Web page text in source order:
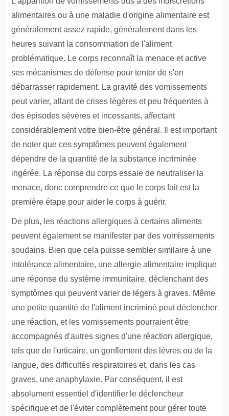
alimentaires ou à une maladie d'origine alimentaire est
généralement assez rapide, généralement dans les
heures suivant la consommation de l'aliment
problématique. Le corps reconnaît la menace et active
ses mécanismes de défense pour tenter de s'en
débarrasser rapidement. La gravité des vomissements
peut varier, allant de crises légères et peu fréquentes à
des épisodes sévères et incessants, affectant
considérablement votre bien-être général. Il est important
de noter que ces symptômes peuvent également
dépendre de la quantité de la substance incriminée
ingérée. La réponse du corps essaie de neutraliser la
menace, donc comprendre ce que le corps fait est la
première étape pour aider le corps à guérir.
De plus, les réactions allergiques à certains aliments
peuvent également se manifester par des vomissements
soudains. Bien que cela puisse sembler similaire à une
intolérance alimentaire, une allergie alimentaire implique
une réponse du système immunitaire, déclenchant des
symptômes qui peuvent varier de légers à graves. Même
une petite quantité de l'aliment incriminé peut déclencher
une réaction, et les vomissements pourraient être
accompagnés d'autres signes d'une réaction allergique,
tels que de l'urticaire, un gonflement des lèvres ou de la
langue, des difficultés respiratoires et, dans les cas
graves, une anaphylaxie. Par conséquent, il est
absolument essentiel d'identifier le déclencheur
spécifique et de l'éviter complètement pour gérer toute